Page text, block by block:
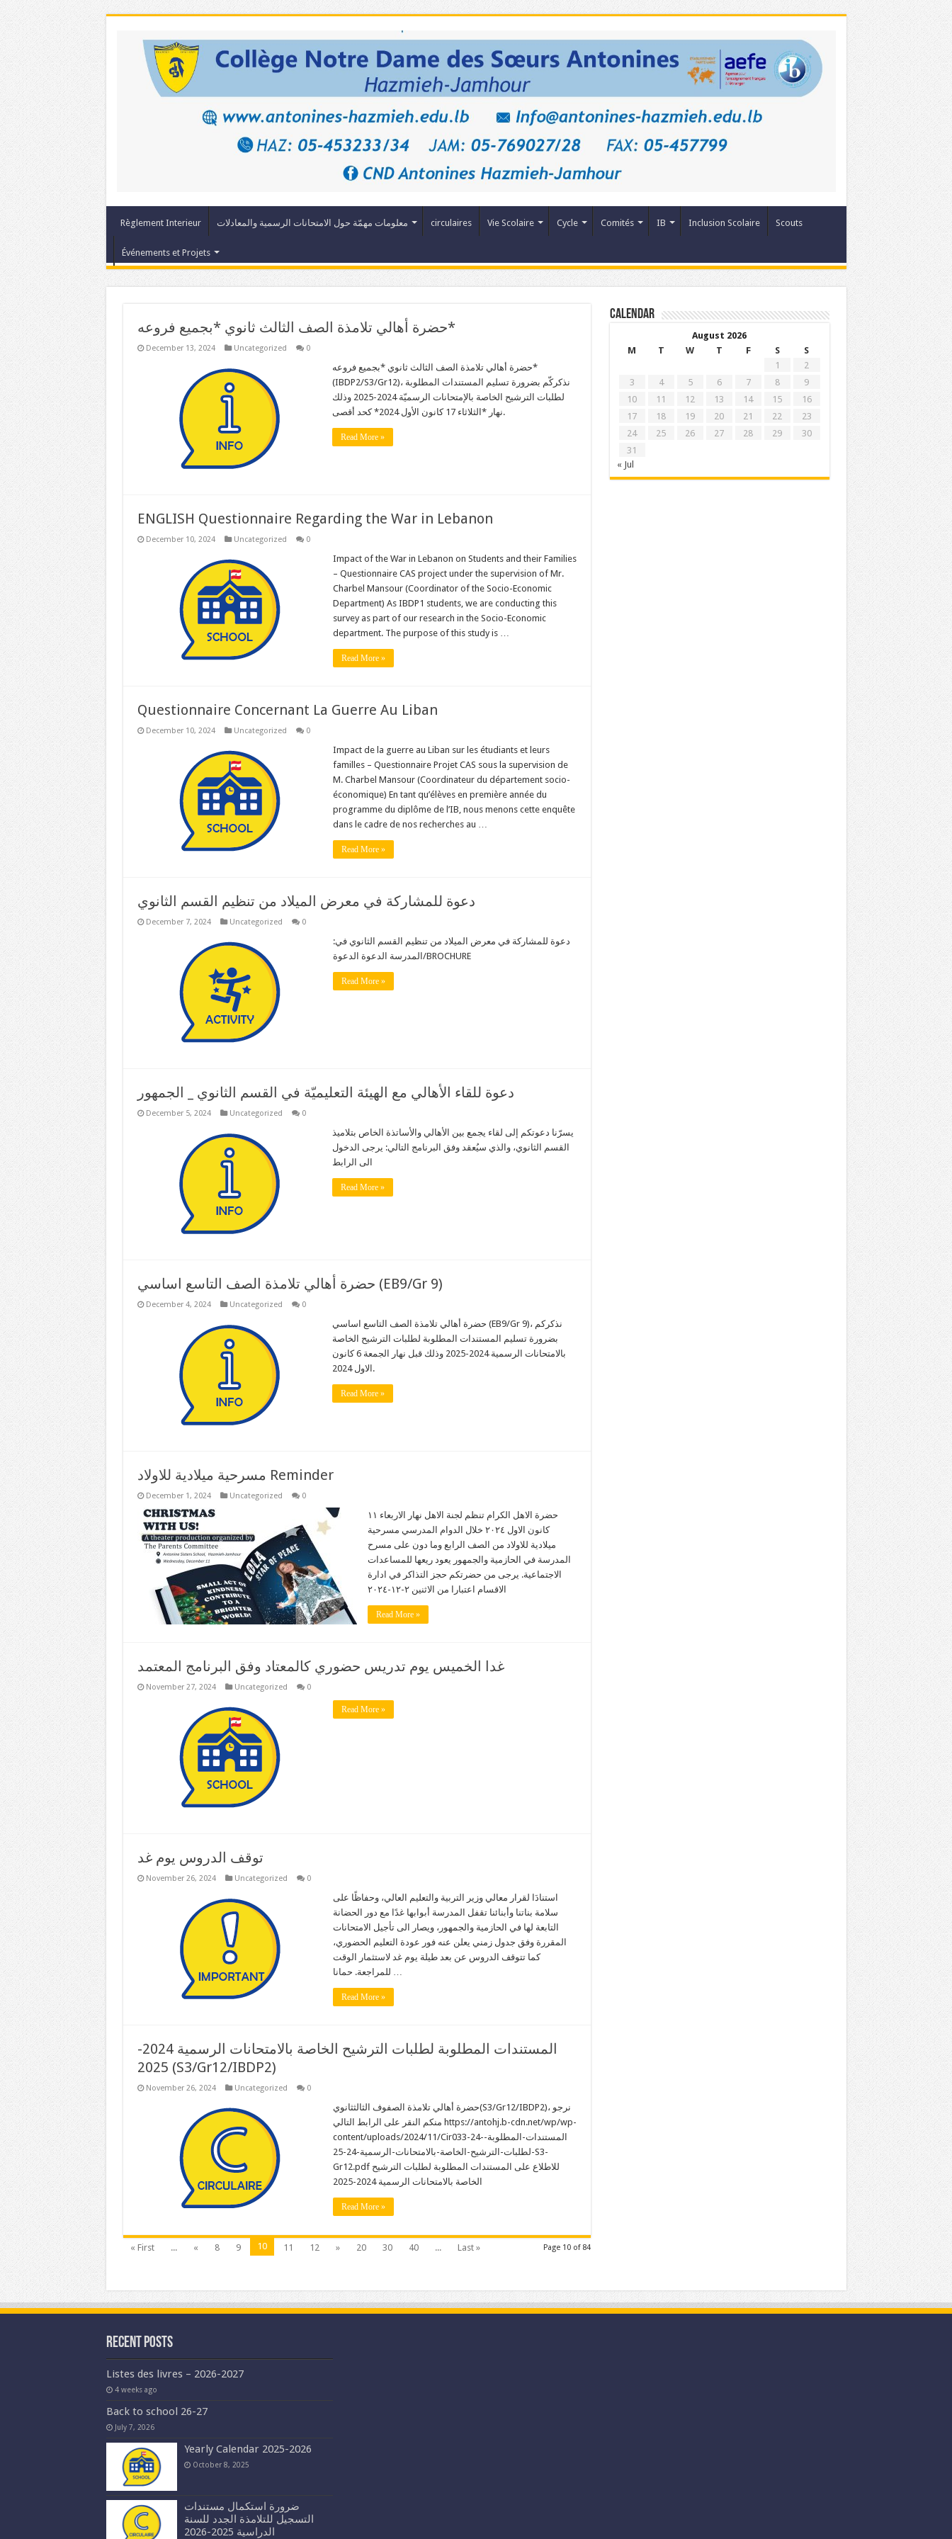
Règlement Interieur معلومات مهمّة حول الامتحانات الرسمية والمعادلات circulaires Vie Scolaire Cycle Comités IB Inclusion Scolaire Scouts
Événements et Projets
حضرة أهالي تلامذة الصف الثالث ثانوي *بجميع فروعه*
December 13, 2024 Uncategorized 0
حضرة أهالي تلامذة الصف الثالث ثانوي *بجميع فروعه*
(IBDP2/S3/Gr12)، نذكركّم بضرورة تسليم المستندات المطلوبة
لطلبات الترشيح الخاصة بالإمتحانات الرسميّة 2024-2025 وذلك
نهار *الثلاثاء 17 كانون الأول 2024* كحد أقصى.
Read More »
ENGLISH Questionnaire Regarding the War in Lebanon
December 10, 2024 Uncategorized 0
Impact of the War in Lebanon on Students and their Families
– Questionnaire CAS project under the supervision of Mr.
Charbel Mansour (Coordinator of the Socio-Economic
Department) As IBDP1 students, we are conducting this
survey as part of our research in the Socio-Economic
department. The purpose of this study is …
Read More »
Questionnaire Concernant La Guerre Au Liban
December 10, 2024 Uncategorized 0
Impact de la guerre au Liban sur les étudiants et leurs
familles – Questionnaire Projet CAS sous la supervision de
M. Charbel Mansour (Coordinateur du département socio-
économique) En tant qu’élèves en première année du
programme du diplôme de l’IB, nous menons cette enquête
dans le cadre de nos recherches au …
Read More »
دعوة للمشاركة في معرض الميلاد من تنظيم القسم الثانوي
December 7, 2024 Uncategorized 0
:دعوة للمشاركة في معرض الميلاد من تنظيم القسم الثانوي في
المدرسة الدعوة الدعوة/BROCHURE
Read More »
دعوة للقاء الأهالي مع الهيئة التعليميّة في القسم الثانوي _ الجمهور
December 5, 2024 Uncategorized 0
يسرّنا دعوتكم إلى لقاء يجمع بين الأهالي والأساتذة الخاص بتلاميذ
القسم الثانوي، والذي سيُعقد وفق البرنامج التالي: يرجى الدخول
الى الرابط
Read More »
حضرة أهالي تلامذة الصف التاسع اساسي (EB9/Gr 9)
December 4, 2024 Uncategorized 0
حضرة أهالي تلامذة الصف التاسع اساسي (EB9/Gr 9)، نذكركم
بضرورة تسليم المستندات المطلوبة لطلبات الترشيح الخاصة
بالامتحانات الرسمية 2024-2025 وذلك قبل نهار الجمعة 6 كانون
الاول 2024.
Read More »
مسرحية ميلادية للاولاد Reminder
December 1, 2024 Uncategorized 0
حضرة الاهل الكرام تنظم لجنة الاهل نهار الاربعاء ١١
كانون الاول ٢٠٢٤ خلال الدوام المدرسي مسرحية
ميلادية للاولاد من الصف الرابع وما دون على مسرح
المدرسة في الحازمية والجمهور يعود ريعها للمساعدات
الاجتماعية. يرجى من حضرتكم حجز التذاكر في ادارة
الاقسام اعتبارا من الاثنين ٢-١٢-٢٠٢٤
Read More »
غدا الخميس يوم تدريس حضوري كالمعتاد وفق البرنامج المعتمد
November 27, 2024 Uncategorized 0
Read More »
توقف الدروس يوم غد
November 26, 2024 Uncategorized 0
استنادَا لقرار معالي وزير التربية والتعليم العالي، وحفاظًا على
سلامة بناتنا وأبنائنا تقفل المدرسة أبوابها غدًا مع دور الحضانة
التابعة لها في الحازمية والجمهور، ويصار الى تأجيل الامتحانات
المقررة وفق جدول زمني يعلن عنه فور عودة التعليم الحضوري،
كما تتوقف الدروس عن بعد طيلة يوم غد لاستثمار الوقت
Read More »
المستندات المطلوبة لطلبات الترشيح الخاصة بالامتحانات الرسمية 2024-
2025 (S3/Gr12/IBDP2)
November 26, 2024 Uncategorized 0
حضرة أهالي تلامذة الصفوف الثالثثانوي(S3/Gr12/IBDP2)، نرجو
منكم النقر على الرابط التالي https://antohj.b-cdn.net/wp/wp-
content/uploads/2024/11/Cir033-24-المستندات-المطلوبة-
لطلبات-الترشيح-الخاصة-بالامتحانات-الرسمية-24-25-S3-
Gr12.pdf للاطلاع على المستندات المطلوبة لطلبات الترشيح
الخاصة بالامتحانات الرسمية 2024-2025
Read More »
Page 10 of 84
« First ... « 8 9 10 11 12 » 20 30 40 ... Last »
Calendar
August 2026
M
T W T F S
S
1
2
3
4 5 6 7 8
9
10
11 12 13 14 15
16
17
18 19 20 21 22
23
24
25 26 27 28 29
30
31
« Jul
Recent Posts
Listes des livres – 2026-2027
4 weeks ago
Back to school 26-27
July 7, 2026
Yearly Calendar 2025-2026
October 8, 2025
ضرورة استكمال مستندات
التسجيل للتلامذة الجدد للسنة
الدراسية 2025-2026